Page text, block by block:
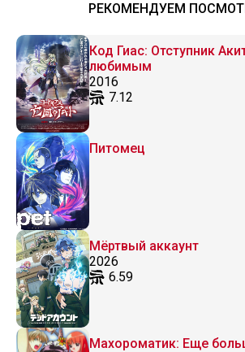
РЕКОМЕНДУЕМ
Код Гиас: Отступник
любимым
2016
7.12
Питомец
Мёртвый аккаунт
2026
6.59
Махороматик: Еще